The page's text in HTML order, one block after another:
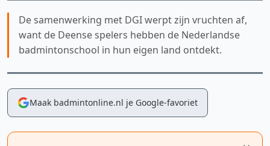
De samenwerking met DGI werpt zijn vruchten af,
want de Deense spelers hebben de Nederlandse
badmintonschool in hun eigen land ontdekt.
Maak badmintonline.nl je Google-favoriet